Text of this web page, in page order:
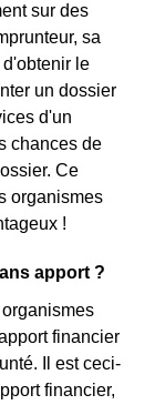
sur des
sa
le
un dossier
d'un
chances de
Ce
organismes
!
apport ?
financier
Il est ceci-
financier,